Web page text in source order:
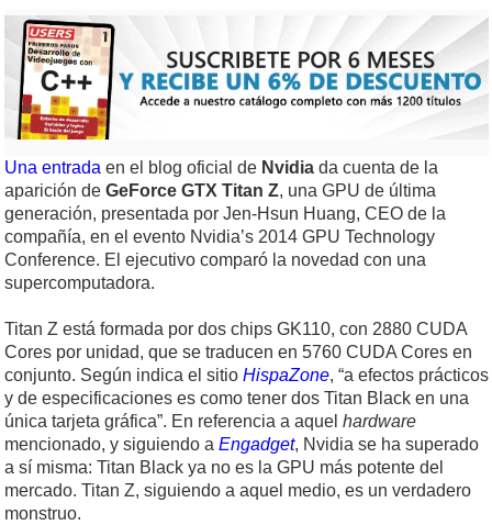
Una entrada en el blog oficial de Nvidia da cuenta de la
aparición de GeForce GTX Titan Z, una GPU de última
generación, presentada por Jen-Hsun Huang, CEO de la
compañía, en el evento Nvidia’s 2014 GPU Technology
Conference. El ejecutivo comparó la novedad con una
supercomputadora.
Titan Z está formada por dos chips GK110, con 2880 CUDA
Cores por unidad, que se traducen en 5760 CUDA Cores en
conjunto. Según indica el sitio HispaZone, “a efectos prácticos
y de especificaciones es como tener dos Titan Black en una
única tarjeta gráfica”. En referencia a aquel hardware
mencionado, y siguiendo a Engadget, Nvidia se ha superado
a sí misma: Titan Black ya no es la GPU más potente del
mercado. Titan Z, siguiendo a aquel medio, es un verdadero
monstruo.